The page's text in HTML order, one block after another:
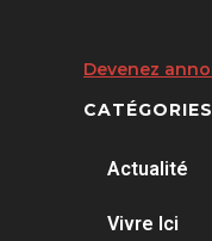
Devenez
CATÉGORIES
Actualité
Vivre Ici